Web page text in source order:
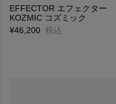
EFFECTOR エフェクター
KOZMIC コズミック
¥46,200 税込